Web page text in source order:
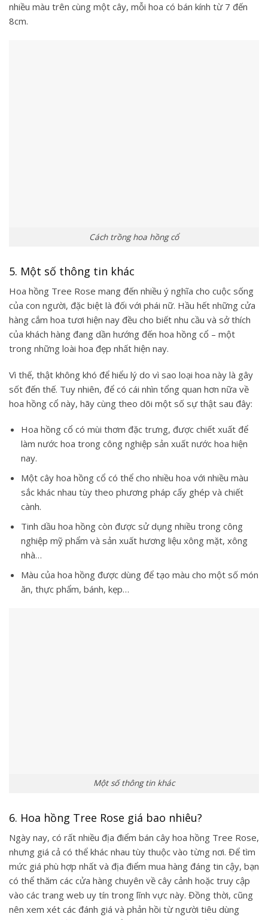
nhiều màu trên cùng một cây, mỗi hoa có bán kính từ 7 đến
8cm.
Cách trồng hoa hồng cổ
5. Một số thông tin khác
Hoa hồng Tree Rose mang đến nhiều ý nghĩa cho cuộc sống
của con người, đặc biệt là đối với phái nữ. Hầu hết những cửa
hàng cắm hoa tươi hiện nay đều cho biết nhu cầu và sở thích
của khách hàng đang dần hướng đến hoa hồng cổ – một
trong những loài hoa đẹp nhất hiện nay.
Vì thế, thật không khó để hiểu lý do vì sao loại hoa này là gây
sốt đến thế. Tuy nhiên, để có cái nhìn tổng quan hơn nữa về
hoa hồng cổ này, hãy cùng theo dõi một số sự thật sau đây:
Hoa hồng cổ có mùi thơm đặc trưng, được chiết xuất để
làm nước hoa trong công nghiệp sản xuất nước hoa hiện
nay.
Một cây hoa hồng cổ có thể cho nhiều hoa với nhiều màu
sắc khác nhau tùy theo phương pháp cấy ghép và chiết
cành.
Tinh dầu hoa hồng còn được sử dụng nhiều trong công
nghiệp mỹ phẩm và sản xuất hương liệu xông mặt, xông
nhà…
Màu của hoa hồng được dùng để tạo màu cho một số món
ăn, thực phẩm, bánh, kẹp…
Một số thông tin khác
6. Hoa hồng Tree Rose giá bao nhiêu?
Ngày nay, có rất nhiều địa điểm bán cây hoa hồng Tree Rose,
nhưng giá cả có thể khác nhau tùy thuộc vào từng nơi. Để tìm
mức giá phù hợp nhất và địa điểm mua hàng đáng tin cậy, bạn
có thể thăm các cửa hàng chuyên về cây cảnh hoặc truy cập
vào các trang web uy tín trong lĩnh vực này. Đồng thời, cũng
nên xem xét các đánh giá và phản hồi từ người tiêu dùng